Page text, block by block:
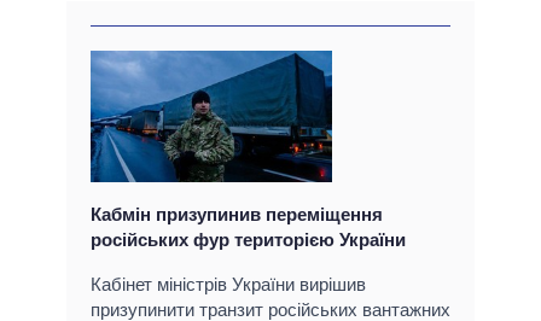
Кабмін призупинив переміщення
російських фур територією України
Кабінет міністрів України вирішив
призупинити транзит російських вантажних